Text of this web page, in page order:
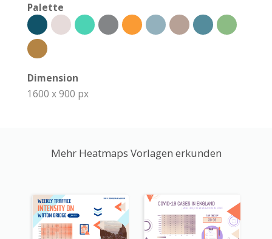
Palette
Dimension
1600 x 900 px
Mehr Heatmaps Vorlagen erkunden